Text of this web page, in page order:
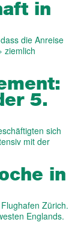
in
die Anreise
ziemlich
5.
sich
mit der
in
Zürich.
Englands.